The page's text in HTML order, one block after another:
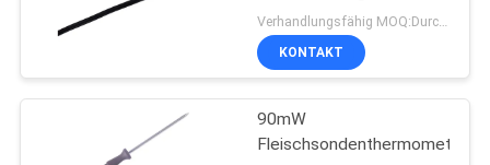
KONTAKT
90mW
Fleischsondenthermometer